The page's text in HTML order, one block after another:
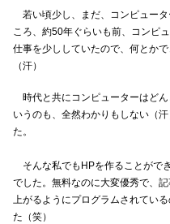
若い頃少し、まだ、コンピュー
ころ、約50年ぐらいも前、コンピ
仕事を少ししていたので、何とか
（汗）
時代と共にコンピューターはど
いうのも、全然わかりもしない（
た。
そんな私でもHPを作ることがで
でした。無料なのに大変優秀で、
上がるようにプログラムされてい
た（笑）